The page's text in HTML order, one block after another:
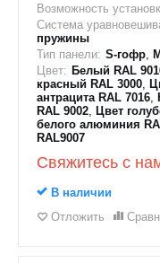
Возможность
Система
пружины
Тип панели: S-гофр,
Цвет: Белый RAL
красный RAL 3000,
антрацита RAL 7016,
RAL 9002, Цвет
белого алюминия
RAL9007
Свяжитесь с
В наличии
Отложить